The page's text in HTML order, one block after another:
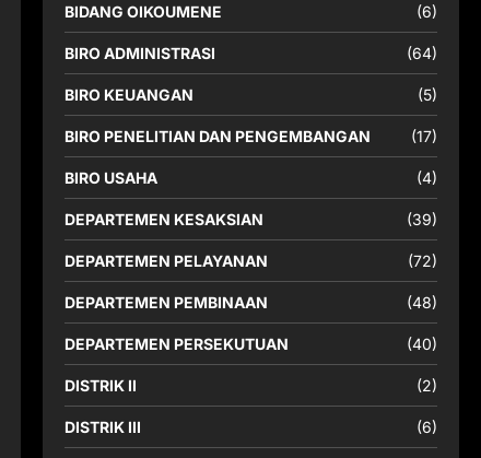
BIDANG OIKOUMENE (6)
BIRO ADMINISTRASI (64)
BIRO KEUANGAN (5)
BIRO PENELITIAN DAN PENGEMBANGAN (17)
BIRO USAHA (4)
DEPARTEMEN KESAKSIAN (39)
DEPARTEMEN PELAYANAN (72)
DEPARTEMEN PEMBINAAN (48)
DEPARTEMEN PERSEKUTUAN (40)
DISTRIK II (2)
DISTRIK III (6)